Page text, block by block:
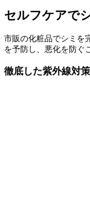
セルフケアで
市販の化粧品でシミを
を予防し、悪化を防ぐ
徹底した紫外線対策